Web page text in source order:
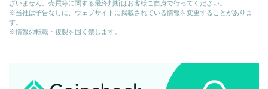
ざいません。売買等に関する最終判断はお客様ご自身で行ってください。
※当社は予告なしに、ウェブサイトに掲載されている情報を変更することがありま
す。
※情報の転載・複製を固く禁じます。